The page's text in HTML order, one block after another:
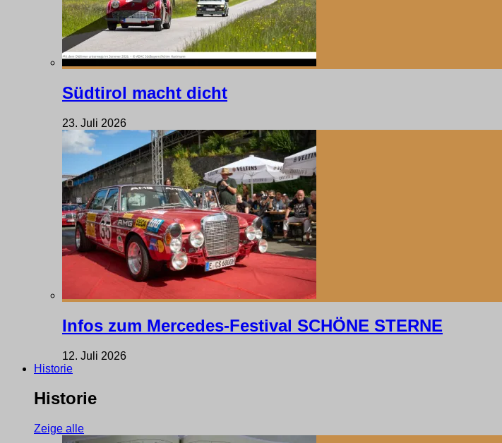
Südtirol macht dicht
23. Juli 2026
Infos zum Mercedes-Festival SCHÖNE STERNE
12. Juli 2026
Historie
Historie
Zeige alle